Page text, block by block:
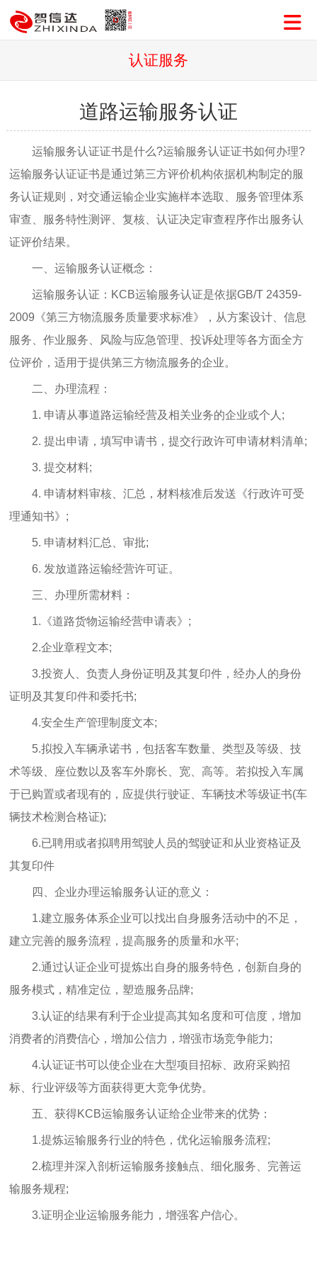
认证服务
道路运输服务认证
运输服务认证证书是什么?运输服务认证证书如何办理?
运输服务认证证书是通过第三方评价机构依据机构制定的服
务认证规则，对交通运输企业实施样本选取、服务管理体系
审查、服务特性测评、复核、认证决定审查程序作出服务认
证评价结果。
一、运输服务认证概念：
运输服务认证：KCB运输服务认证是依据GB/T 24359-
2009《第三方物流服务质量要求标准》，从方案设计、信息
服务、作业服务、风险与应急管理、投诉处理等各方面全方
位评价，适用于提供第三方物流服务的企业。
二、办理流程：
1. 申请从事道路运输经营及相关业务的企业或个人;
2. 提出申请，填写申请书，提交行政许可申请材料清单;
3. 提交材料;
4. 申请材料审核、汇总，材料核准后发送《行政许可受
理通知书》;
5. 申请材料汇总、审批;
6. 发放道路运输经营许可证。
三、办理所需材料：
1.《道路货物运输经营申请表》;
2.企业章程文本;
3.投资人、负责人身份证明及其复印件，经办人的身份
证明及其复印件和委托书;
4.安全生产管理制度文本;
5.拟投入车辆承诺书，包括客车数量、类型及等级、技
术等级、座位数以及客车外廓长、宽、高等。若拟投入车属
于已购置或者现有的，应提供行驶证、车辆技术等级证书(车
辆技术检测合格证);
6.已聘用或者拟聘用驾驶人员的驾驶证和从业资格证及
其复印件
四、企业办理运输服务认证的意义：
1.建立服务体系企业可以找出自身服务活动中的不足，
建立完善的服务流程，提高服务的质量和水平;
2.通过认证企业可提炼出自身的服务特色，创新自身的
服务模式，精准定位，塑造服务品牌;
3.认证的结果有利于企业提高其知名度和可信度，增加
消费者的消费信心，增加公信力，增强市场竞争能力;
4.认证证书可以使企业在大型项目招标、政府采购招
标、行业评级等方面获得更大竞争优势。
五、获得KCB运输服务认证给企业带来的优势：
1.提炼运输服务行业的特色，优化运输服务流程;
2.梳理并深入剖析运输服务接触点、细化服务、完善运
输服务规程;
3.证明企业运输服务能力，增强客户信心。